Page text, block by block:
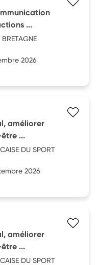
...
BRETAGNE
2026
améliorer
...
DU SPORT
2026
améliorer
...
DU SPORT